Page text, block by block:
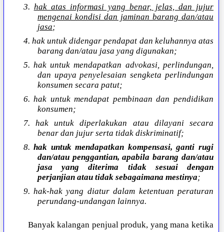
3. hak atas informasi yang benar, jelas, dan jujur
mengenai kondisi dan jaminan barang dan/atau
jasa;
4. hak untuk didengar pendapat dan keluhannya atas
barang dan/atau jasa yang digunakan;
5. hak untuk mendapatkan advokasi, perlindungan,
dan upaya penyelesaian sengketa perlindungan
konsumen secara patut;
6. hak untuk mendapat pembinaan dan pendidikan
konsumen;
7. hak untuk diperlakukan atau dilayani secara
benar dan jujur serta tidak diskriminatif;
8.hak untuk mendapatkan kompensasi, ganti rugi
dan/atau penggantian, apabila barang dan/atau
jasa yang diterima tidak sesuai dengan
perjanjian atau tidak sebagaimana mestinya;
9. hak-hak yang diatur dalam ketentuan peraturan
perundang-undangan lainnya.
Banyak kalangan penjual produk, yang mana ketika